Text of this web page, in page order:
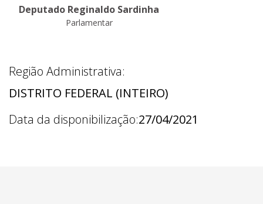
Deputado Reginaldo Sardinha
Parlamentar
Região Administrativa:
DISTRITO FEDERAL (INTEIRO)
Data da disponibilização:27/04/2021